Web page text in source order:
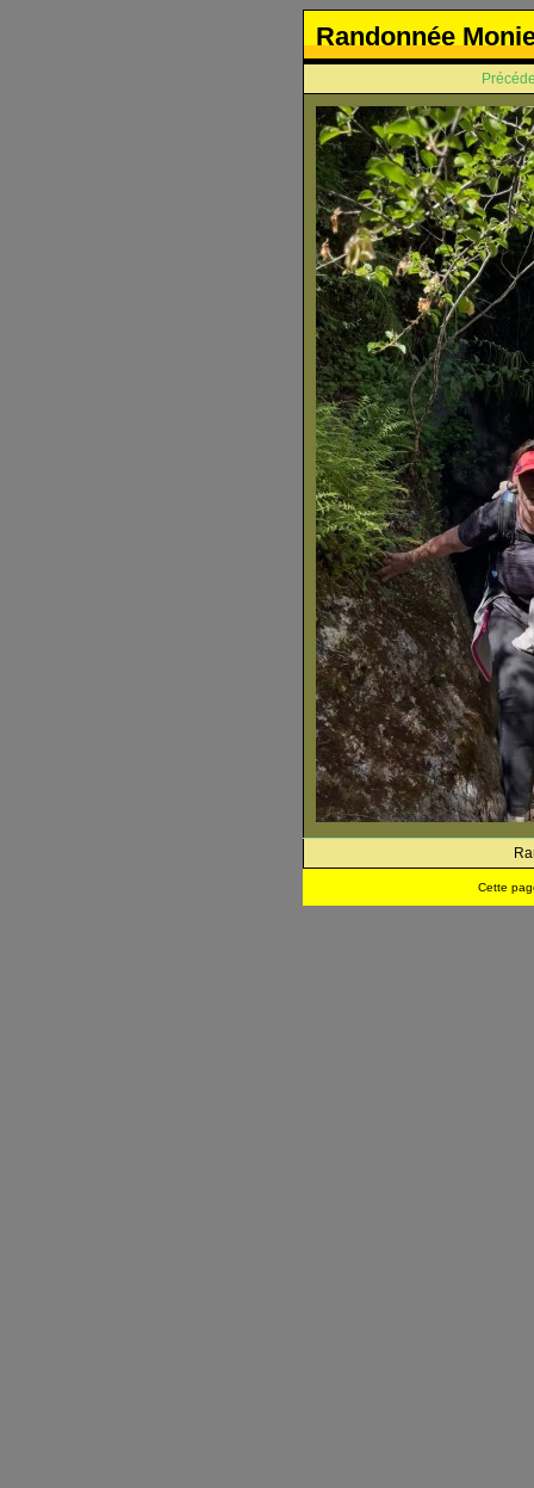
Randonnée
Cette